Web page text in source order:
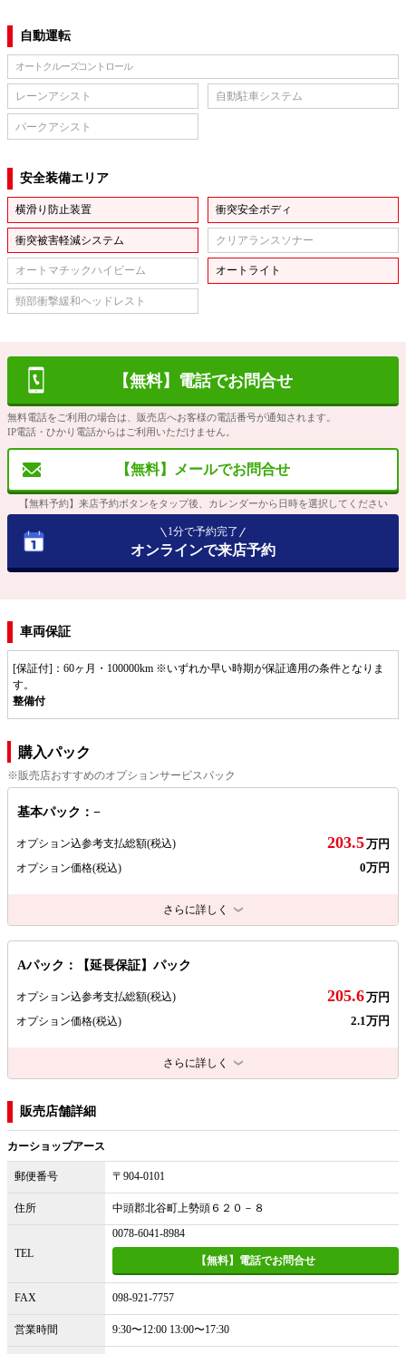
自動運転
オートクルーズコントロール
レーンアシスト 自動駐車システム
パークアシスト
安全装備エリア
横滑り防止装置 衝突安全ボディ
衝突被害軽減システム クリアランスソナー
オートマチックハイビーム オートライト
頸部衝撃緩和ヘッドレスト
【無料】電話でお問合せ
無料電話をご利用の場合は、販売店へお客様の電話番号が通知されます。
IP電話・ひかり電話からはご利用いただけません。
【無料】メールでお問合せ
【無料予約】来店予約ボタンをタップ後、カレンダーから日時を選択してください
1分で予約完了
オンラインで来店予約
車両保証
[保証付]：60ヶ月・100000km ※いずれか早い時期が保証適用の条件となりま
す。
整備付
購入パック
※販売店おすすめのオプションサービスパック
基本パック：−
オプション込参考支払総額(税込) 203.5万円
オプション価格(税込) 0万円
さらに詳しく
Aパック：【延長保証】パック
オプション込参考支払総額(税込) 205.6万円
オプション価格(税込) 2.1万円
さらに詳しく
販売店舗詳細
カーショップアース
郵便番号 〒904-0101
住所 中頭郡北谷町上勢頭６２０－８
TEL
0078-6041-8984
【無料】電話でお問合せ
FAX 098-921-7757
営業時間 9:30〜12:00 13:00〜17:30